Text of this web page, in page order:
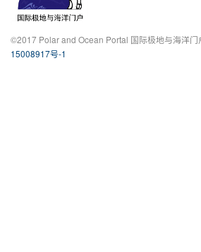
©2017 Polar and Ocean Portal 国际极地与海洋门
15008917号-1